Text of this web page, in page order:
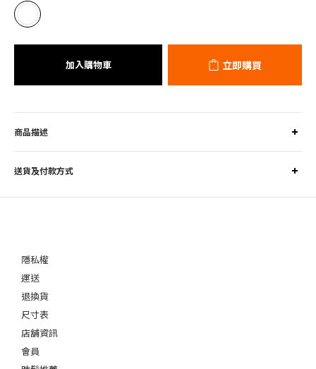
加入購物車 立即購買
商品描述
送貨及付款方式
隱私權
運送
退換貨
尺寸表
店舖資訊
會員